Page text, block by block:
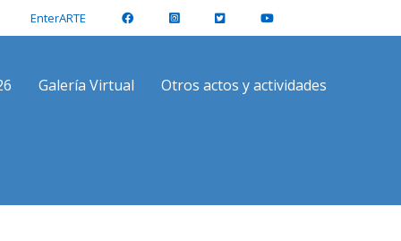
EnterARTE
Galería Virtual Otros actos y actividades